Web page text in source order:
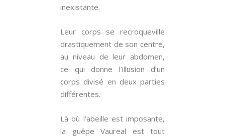
inexistante.
Leur corps se recroqueville
drastiquement de son centre,
au niveau de leur abdomen,
ce qui donne l’illusion d’un
corps divisé en deux parties
différentes.
Là où l’abeille est imposante,
la guêpe Vaureal est tout